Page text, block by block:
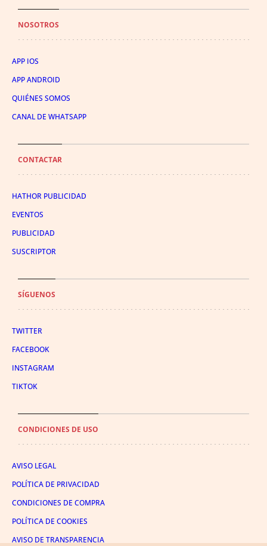
NOSOTROS
APP IOS
APP ANDROID
QUIÉNES SOMOS
CANAL DE WHATSAPP
CONTACTAR
HATHOR PUBLICIDAD
EVENTOS
PUBLICIDAD
SUSCRIPTOR
SÍGUENOS
TWITTER
FACEBOOK
INSTAGRAM
TIKTOK
CONDICIONES DE USO
AVISO LEGAL
POLÍTICA DE PRIVACIDAD
CONDICIONES DE COMPRA
POLÍTICA DE COOKIES
AVISO DE TRANSPARENCIA